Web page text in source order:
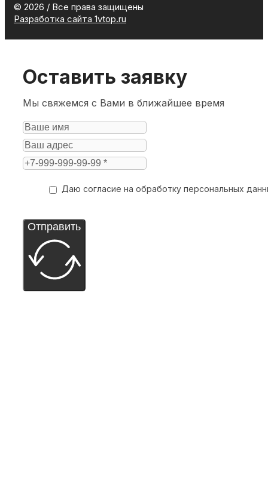
© 2026 / Все права защищены
Разработка сайта 1vtop.ru
Оставить заявку
Мы свяжемся с Вами в ближайшее время
Даю согласие на обработку персональных
Отправить